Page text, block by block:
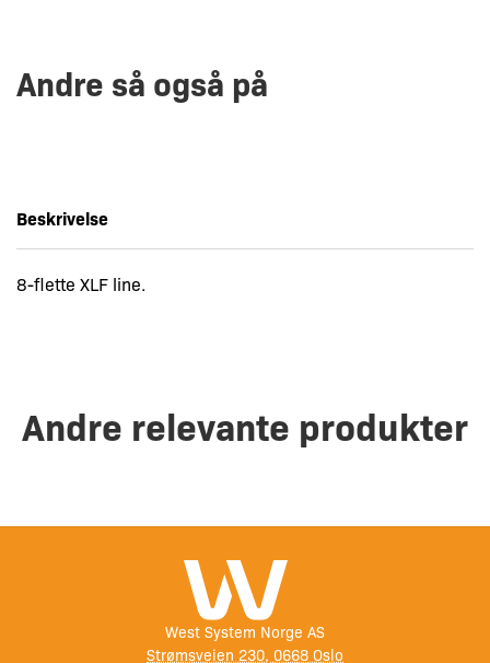
Andre så også på
Beskrivelse
8-flette XLF line.
Andre relevante produkter
West System Norge AS
Strømsveien 230, 0668 Oslo